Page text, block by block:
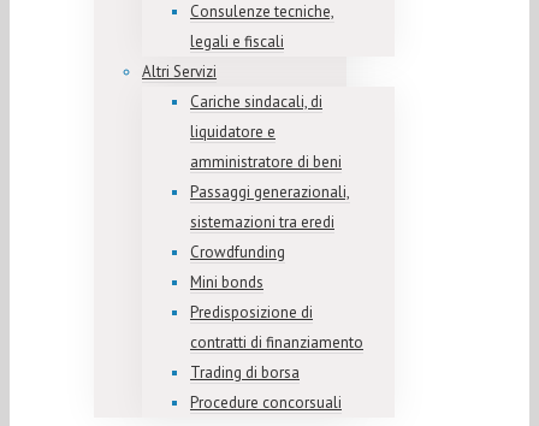
Consulenze tecniche,
legali e fiscali
Altri Servizi
Cariche sindacali, di
liquidatore e
amministratore di beni
Passaggi generazionali,
sistemazioni tra eredi
Crowdfunding
Mini bonds
Predisposizione di
contratti di finanziamento
Trading di borsa
Procedure concorsuali